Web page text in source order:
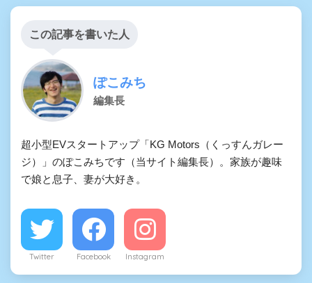
この記事を書いた人
ぽこみち
編集長
超小型EVスタートアップ「KG Motors（くっすんガレー
ジ）」のぽこみちです（当サイト編集長）。家族が趣味
で娘と息子、妻が大好き。
Twitter Facebook Instagram